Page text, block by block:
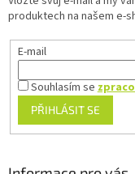
produktech na našem e-
E-mail
Souhlasím se
PŘIHLÁSIT SE